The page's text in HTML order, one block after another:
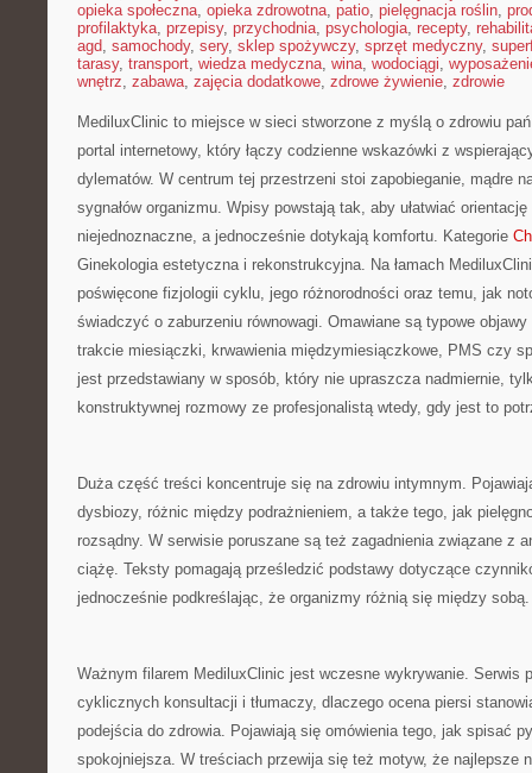
opieka społeczna, opieka zdrowotna, patio, pielęgnacja roślin,
profilaktyka, przepisy, przychodnia, psychologia, recepty,
agd, samochody, sery, sklep spożywczy, sprzęt medyczny,
tarasy, transport, wiedza medyczna, wina, wodociągi,
wnętrz, zabawa, zajęcia dodatkowe, zdrowe żywienie, zdrowie
MediluxClinic to miejsce w sieci stworzone z myślą o zdrowiu
portal internetowy, który łączy codzienne wskazówki z
dylematów. W centrum tej przestrzeni stoi zapobieganie, mądre
sygnałów organizmu. Wpisy powstają tak, aby ułatwiać
niejednoznaczne, a jednocześnie dotykają komfortu. Kategorie
Ginekologia estetyczna i rekonstrukcyjna. Na łamach
poświęcone fizjologii cyklu, jego różnorodności oraz temu, jak
świadczyć o zaburzeniu równowagi. Omawiane są typowe
trakcie miesiączki, krwawienia międzymiesiączkowe, PMS czy
jest przedstawiany w sposób, który nie upraszcza nadmiernie,
konstruktywnej rozmowy ze profesjonalistą wtedy, gdy jest to
Duża część treści koncentruje się na zdrowiu intymnym.
dysbiozy, różnic między podrażnieniem, a także tego, jak
rozsądny. W serwisie poruszane są też zagadnienia związane z
ciążę. Teksty pomagają prześledzić podstawy dotyczące
jednocześnie podkreślając, że organizmy różnią się między sobą.
Ważnym filarem MediluxClinic jest wczesne wykrywanie. Serwis
cyklicznych konsultacji i tłumaczy, dlaczego ocena piersi
podejścia do zdrowia. Pojawiają się omówienia tego, jak spisać
spokojniejsza. W treściach przewija się też motyw, że najlepsze